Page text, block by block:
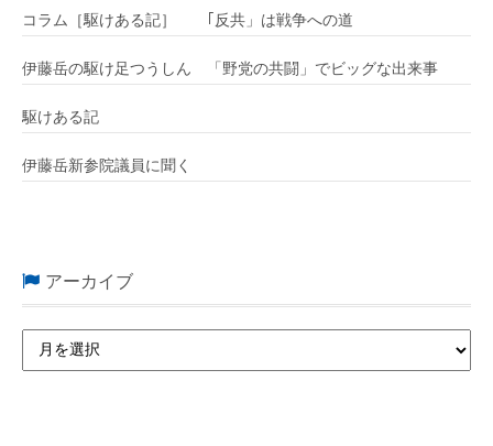
コラム［駆けある記］ ｢反共」は戦争への道
伊藤岳の駆け足つうしん 「野党の共闘」でビッグな出来事
駆けある記
伊藤岳新参院議員に聞く
アーカイブ